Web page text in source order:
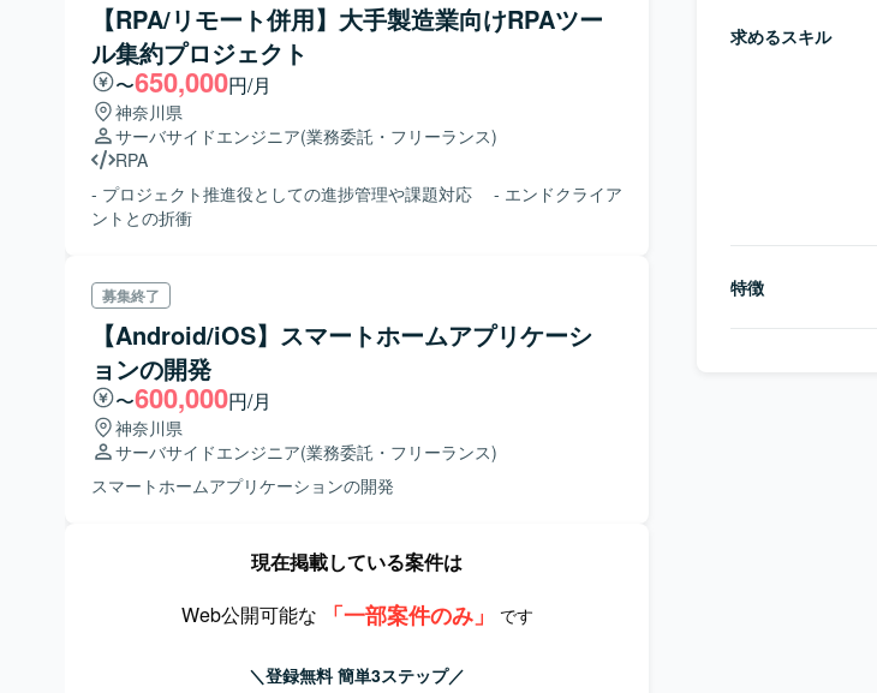
【RPA/リモート併用】大手製造業向けRPAツー
ル集約プロジェクト
〜650,000円/月
神奈川県
サーバサイドエンジニア(業務委託・フリーランス)
RPA
- プロジェクト推進役としての進捗管理や課題対応 - エンドクライア
ントとの折衝
募集終了
【Android/iOS】スマートホームアプリケーシ
ョンの開発
〜600,000円/月
神奈川県
サーバサイドエンジニア(業務委託・フリーランス)
スマートホームアプリケーションの開発
現在掲載している案件は
Web公開可能な
「一部案件のみ」 です
＼登録無料 簡単3ステップ／
求めるスキル
特徴